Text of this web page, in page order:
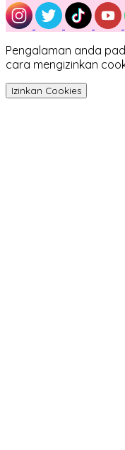
Pengalaman anda
cara mengizinkan
Izinkan Cookies